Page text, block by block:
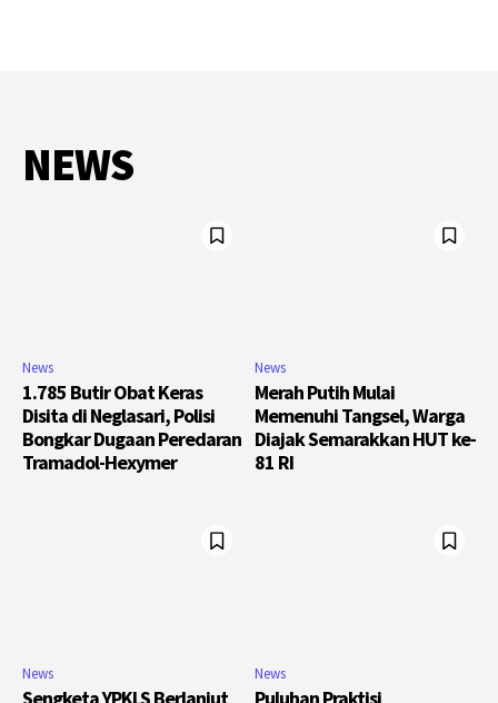
NEWS
News
1.785 Butir Obat Keras
Disita di Neglasari, Polisi
Bongkar Dugaan Peredaran
Tramadol-Hexymer
News
Merah Putih Mulai
Memenuhi Tangsel, Warga
Diajak Semarakkan HUT ke-
81 RI
News
Sengketa YPKLS Berlanjut
News
Puluhan Praktisi